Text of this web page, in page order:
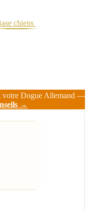
chiens
votre Dogue Allemand —
→